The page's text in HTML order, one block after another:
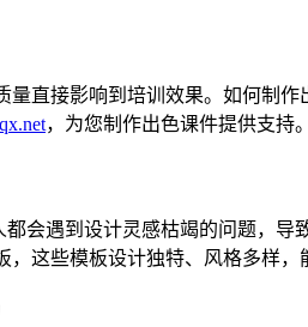
量直接影响到培训效果。如何制
，为您制作出色课件提供支持。
都会遇到设计灵感枯竭的问题，
，这些模板设计独特、风格多样，